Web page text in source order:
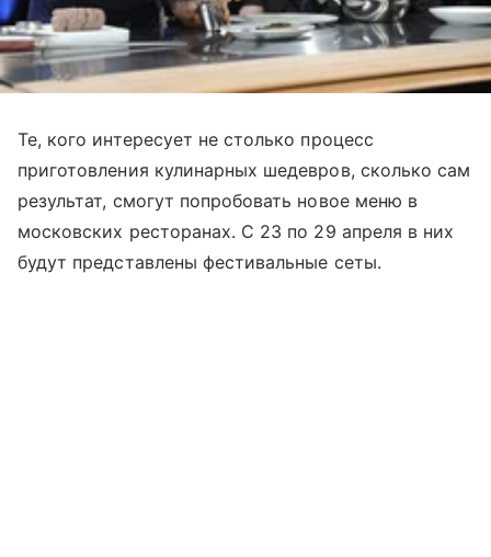
Те, кого интересует не столько процесс
приготовления кулинарных шедевров, сколько сам
результат, смогут попробовать новое меню в
московских ресторанах. С 23 по 29 апреля в них
будут представлены фестивальные сеты.